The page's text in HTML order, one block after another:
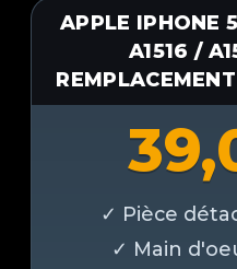
APPLE IPHONE
A1516 /